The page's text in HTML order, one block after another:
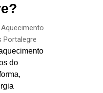
Portalegre
do